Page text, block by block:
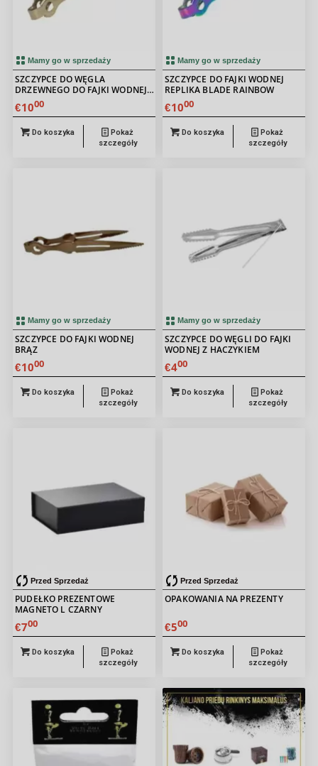
Mamy go w sprzedaży
SZCZYPCE DO WĘGLA
DRZEWNEGO DO FAJKI WODNEJ
BLADE REPLIKA ZŁOTA
€1000
Do koszyka
Pokaż
szczegóły
Mamy go w sprzedaży
SZCZYPCE DO FAJKI WODNEJ
REPLIKA BLADE RAINBOW
€1000
Do koszyka
Pokaż
szczegóły
Mamy go w sprzedaży
SZCZYPCE DO FAJKI WODNEJ
BRĄZ
€1000
Do koszyka
Pokaż
szczegóły
Mamy go w sprzedaży
SZCZYPCE DO WĘGLI DO FAJKI
WODNEJ Z HACZYKIEM
€400
Do koszyka
Pokaż
szczegóły
Przed Sprzedaż
PUDEŁKO PREZENTOWE
MAGNETO L CZARNY
€700
Do koszyka
Pokaż
szczegóły
Przed Sprzedaż
OPAKOWANIA NA PREZENTY
€500
Do koszyka
Pokaż
szczegóły